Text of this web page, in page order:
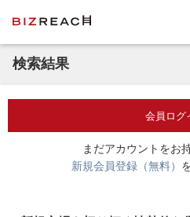
検索結果
会員ログ
まだアカウントをお
新規会員登録（無料）